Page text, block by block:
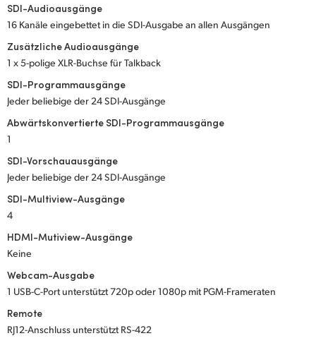
SDI-Audioausgänge
16 Kanäle eingebettet in die SDI-Ausgabe an allen Ausgängen
Zusätzliche Audioausgänge
1 x 5-polige XLR-Buchse für Talkback
SDI-Programmausgänge
Jeder beliebige der 24 SDI-Ausgänge
Abwärtskonvertierte SDI-Programmausgänge
1
SDI-Vorschauausgänge
Jeder beliebige der 24 SDI-Ausgänge
SDI-Multiview-Ausgänge
4
HDMI-Mutiview-Ausgänge
Keine
Webcam-Ausgabe
1 USB-C-Port unterstützt 720p oder 1080p mit PGM-Frameraten
Remote
RJ12-Anschluss unterstützt RS-422